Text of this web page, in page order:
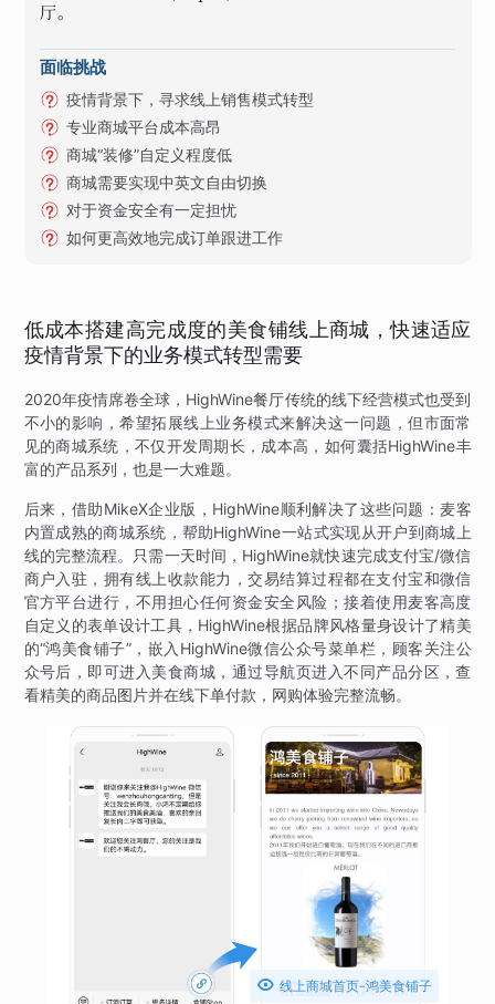
厅。
面临挑战
疫情背景下，寻求线上销售模式转型
专业商城平台成本高昂
商城“装修”自定义程度低
商城需要实现中英文自由切换
对于资金安全有一定担忧
如何更高效地完成订单跟进工作
低成本搭建高完成度的美食铺线上商城，快速适应
疫情背景下的业务模式转型需要
2020年疫情席卷全球，HighWine餐厅传统的线下经营模式也受到
不小的影响，希望拓展线上业务模式来解决这一问题，但市面常
见的商城系统，不仅开发周期长，成本高，如何囊括HighWine丰
富的产品系列，也是一大难题。
后来，借助MikeX企业版，HighWine顺利解决了这些问题：麦客
内置成熟的商城系统，帮助HighWine一站式实现从开户到商城上
线的完整流程。只需一天时间，HighWine就快速完成支付宝/微信
商户入驻，拥有线上收款能力，交易结算过程都在支付宝和微信
官方平台进行，不用担心任何资金安全风险；接着使用麦客高度
自定义的表单设计工具，HighWine根据品牌风格量身设计了精美
的“鸿美食铺子”，嵌入HighWine微信公众号菜单栏，顾客关注公
众号后，即可进入美食商城，通过导航页进入不同产品分区，查
看精美的商品图片并在线下单付款，网购体验完整流畅。
 线上商城首页-鸿美食铺子